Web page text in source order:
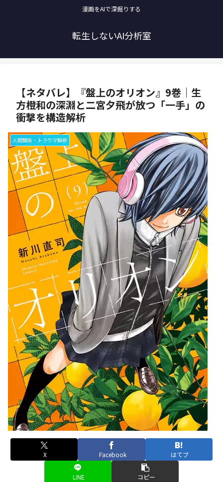
漫画をAIで深掘りする
転生しないAI分析室
【ネタバレ】『盤上のオリオン』9巻｜生
方橙和の深淵と二宮夕飛が放つ「一手」の
衝撃を構造解析
人間関係・トラウマ解析
X Facebook はてブ
LINE コピー